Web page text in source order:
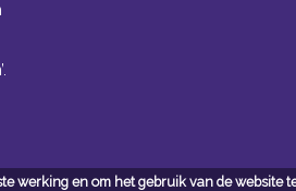
werking en om het gebruik van de website